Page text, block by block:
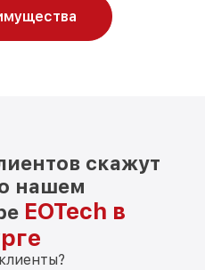
скажут
нашем
EOTech в